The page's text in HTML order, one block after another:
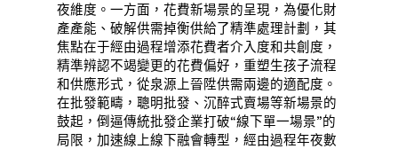
夜維度。一方面，花費新場景的呈現，為優化財
產產能、破解供需掉衡供給了精準處理計劃，其
焦點在于經由過程增添花費者介入度和共創度，
精準辨認不竭變更的花費偏好，重塑生孩子流程
和供應形式，從泉源上晉陞供需兩邊的適配度。
在批發範疇，聰明批發、沉醉式賣場等新場景的
鼓起，倒逼傳統批發企業打破“線下單一場景”的
局限，加速線上線下融會轉型，經由過程年夜數